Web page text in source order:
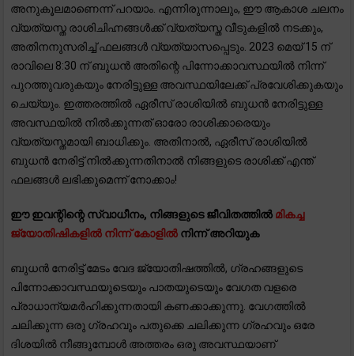
അനുകൂലമാണെന്ന് പറയാം. എന്നിരുന്നാലും, ഈ ആകാശ ചലനം
വ്യത്യസ്ത രാശിചിഹ്നങ്ങൾക്ക് വ്യത്യസ്ത വീടുകളിൽ നടക്കും,
അതിനനുസരിച്ച് ഫലങ്ങൾ വ്യത്യാസപ്പെടും. 2023 മെയ് 15 ന്
രാവിലെ 8:30 ന് ബുധൻ അതിന്റെ പിന്നോക്കാവസ്ഥയിൽ നിന്ന്
പുറത്തുവരുകയും നേരിട്ടുള്ള അവസ്ഥയിലേക്ക് പ്രവേശിക്കുകയും
ചെയ്യും. ഇത്തരത്തിൽ ഏരീസ് രാശിയിൽ ബുധൻ നേരിട്ടുള്ള
അവസ്ഥയിൽ നിൽക്കുന്നത് ഓരോ രാശിക്കാരെയും
വ്യത്യസ്തമായി ബാധിക്കും. അതിനാൽ, ഏരീസ് രാശിയിൽ
ബുധൻ നേരിട്ട് നിൽക്കുന്നതിനാൽ നിങ്ങളുടെ രാശിക്ക് എന്ത്
ഫലങ്ങൾ ലഭിക്കുമെന്ന് നോക്കാം!
ഈ ഇവന്റിന്റെ സ്വാധീനം, നിങ്ങളുടെ ജീവിതത്തിൽ മികച്ച
ജ്യോതിഷികളിൽ നിന്ന് കോളിൽ നിന്ന് അറിയുക
ബുധൻ നേരിട്ട് മേടം വേദ ജ്യോതിഷത്തിൽ, ഗ്രഹങ്ങളുടെ
പിന്നോക്കാവസ്ഥയുടെയും പാതയുടെയും വേഗത വളരെ
പ്രാധാന്യമർഹിക്കുന്നതായി കണക്കാക്കുന്നു. വേഗത്തിൽ
ചലിക്കുന്ന ഒരു ഗ്രഹവും പതുക്കെ ചലിക്കുന്ന ഗ്രഹവും ഒരേ
ദിശയിൽ നീങ്ങുമ്പോൾ അത്തരം ഒരു അവസ്ഥയാണ്